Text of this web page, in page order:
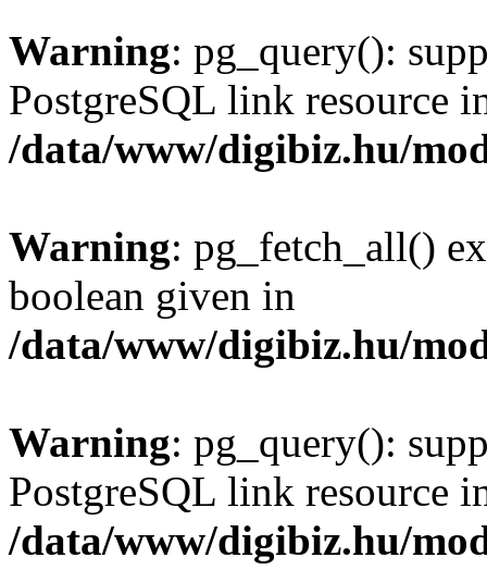
Warning: pg_query():
PostgreSQL link resource
/data/www/digibiz.hu/
Warning: pg_fetch_all()
boolean given in
/data/www/digibiz.hu/
Warning: pg_query():
PostgreSQL link resource
/data/www/digibiz.hu/